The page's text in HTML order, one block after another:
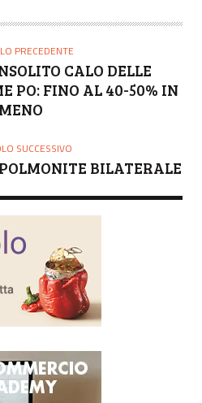
PRECEDENTE
CALO DELLE
PO: FINO AL 40-50% IN
MENO
SUCCESSIVO
BILATERALE